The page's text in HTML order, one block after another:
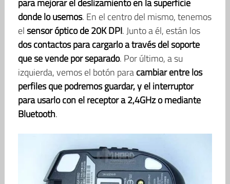
donde lo usemos. En el centro del mismo, tenemos
elsensor óptico de 20K DPI. Junto a él, están los
dos contactos para cargarlo a través del soporte
que se vende por separado. Por último, a su
izquierda, vemos el botón paracambiar entre los
perfiles que podremos guardar, y el interruptor
para usarlo con el receptor a 2,4GHz o mediante
Bluetooth.